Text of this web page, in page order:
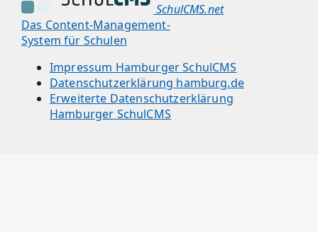
SchulCMS.net
Das Content-Management-
System für Schulen
Impressum Hamburger SchulCMS
Datenschutzerklärung hamburg.de
Erweiterte Datenschutzerklärung
Hamburger SchulCMS